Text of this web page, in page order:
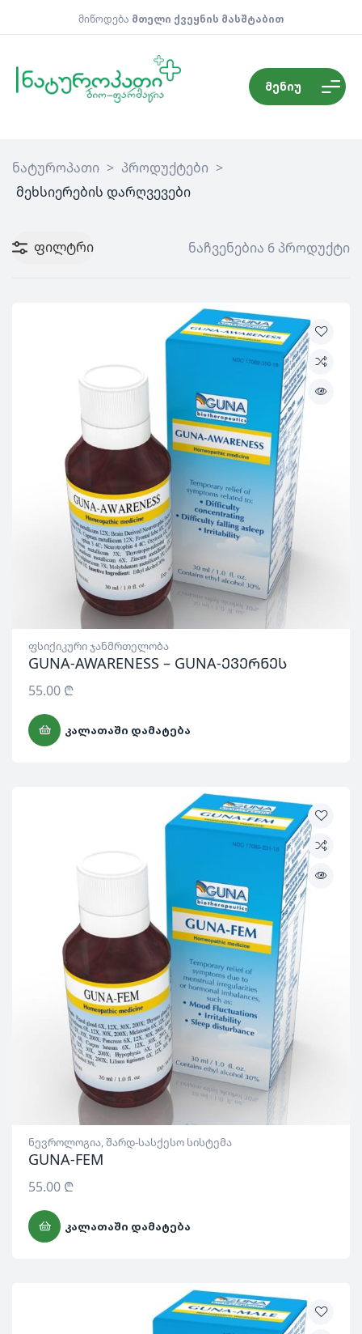
მიწოდება მთელი ქვეყნის მასშტაბით
მენიუ
ნატუროპათი > პროდუქტები >
მეხსიერების დარღვევები
ფილტრი ნაჩვენებია 6 პროდუქტი
ფსიქიკური ჯანმრთელობა
GUNA-AWARENESS – GUNA-ევერნეს
55.00 ₾
ᲙᲐᲚᲐᲗᲐᲨᲘ ᲓᲐᲛᲐᲢᲔᲑᲐ
ნევროლოგია,შარდ-სასქესო სისტემა
GUNA-FEM
55.00 ₾
ᲙᲐᲚᲐᲗᲐᲨᲘ ᲓᲐᲛᲐᲢᲔᲑᲐ